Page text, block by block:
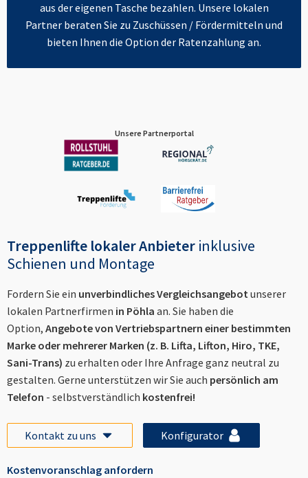
aus der eigenen Tasche bezahlen. Unsere lokalen
Partner beraten Sie zu Zuschüssen / Fördermitteln und
bieten Ihnen die Option der Ratenzahlung an.
Unsere Partnerportal
Treppenlifte lokaler Anbieter inklusive
Schienen und Montage
Fordern Sie ein unverbindliches Vergleichsangebotunserer
lokalen Partnerfirmen in Pöhla an. Sie haben die
Option, Angebote von Vertriebspartnern einer bestimmten
Marke oder mehrerer Marken (z. B. Lifta, Lifton, Hiro, TKE,
Sani-Trans) zu erhalten oder Ihre Anfrage ganz neutral zu
gestalten. Gerne unterstützen wir Sie auch persönlich am
Telefon - selbstverständlich kostenfrei!
Kontakt zu uns Konfigurator
Kostenvoranschlag anfordern